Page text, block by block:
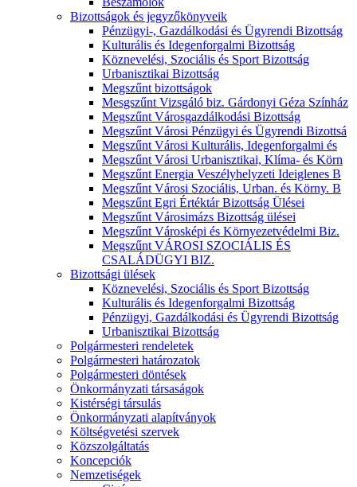
Bizottságok és jegyzőkönyveik
Pénzügyi-, Gazdálkodási és Ügyrendi Bizottság
Kulturális és Idegenforgalmi Bizottság
Köznevelési, Szociális és Sport Bizottság
Urbanisztikai Bizottság
Megszűnt bizottságok
Mesgszűnt Vizsgáló biz. Gárdonyi Géza Színház
Megszűnt Városgazdálkodási Bizottság
Megszűnt Városi Pénzügyi és Ügyrendi Bizottsá
Megszűnt Városi Kulturális, Idegenforgalmi és
Megszűnt Városi Urbanisztikai, Klíma- és Körn
Megszűnt Energia Veszélyhelyzeti Ideiglenes B
Megszűnt Városi Szociális, Urban. és Körny. B
Megszűnt Egri Értéktár Bizottság Ülései
Megszűnt Városimázs Bizottság ülései
Megszűnt Városképi és Környezetvédelmi Biz.
Megszűnt VÁROSI SZOCIÁLIS ÉS
CSALÁDÜGYI BIZ.
Bizottsági ülések
Köznevelési, Szociális és Sport Bizottság
Kulturális és Idegenforgalmi Bizottság
Pénzügyi, Gazdálkodási és Ügyrendi Bizottság
Urbanisztikai Bizottság
Polgármesteri rendeletek
Polgármesteri határozatok
Polgármesteri döntések
Önkormányzati társaságok
Kistérségi társulás
Önkormányzati alapítványok
Költségvetési szervek
Közszolgáltatás
Koncepciók
Nemzetiségek